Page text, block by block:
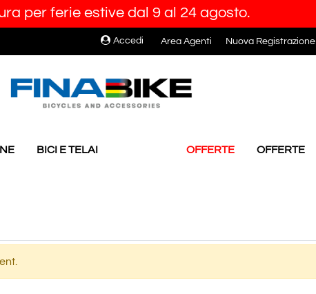
per ferie estive dal 9 al 24 agosto.
Accedi Area Agenti Nuova Registrazione
BICI E TELAI OFFERTE OFFERTE